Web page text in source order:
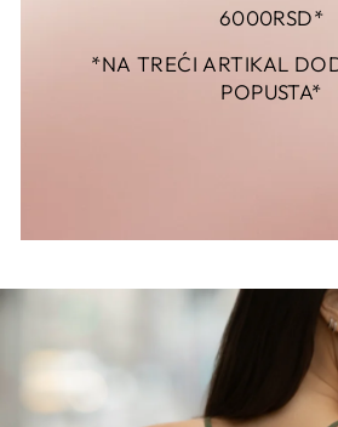
6000RSD*
*NA TREĆI ARTIKAL
POPUSTA*